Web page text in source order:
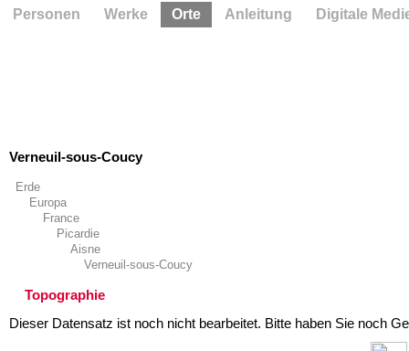
Verneuil-sous-Coucy
Erde
Europa
France
Picardie
Aisne
Verneuil-sous-Coucy
Topographie
Dieser Datensatz ist noch nicht bearbeitet. Bitte haben Sie noch
Personen Werke Orte Anleitung Digitale